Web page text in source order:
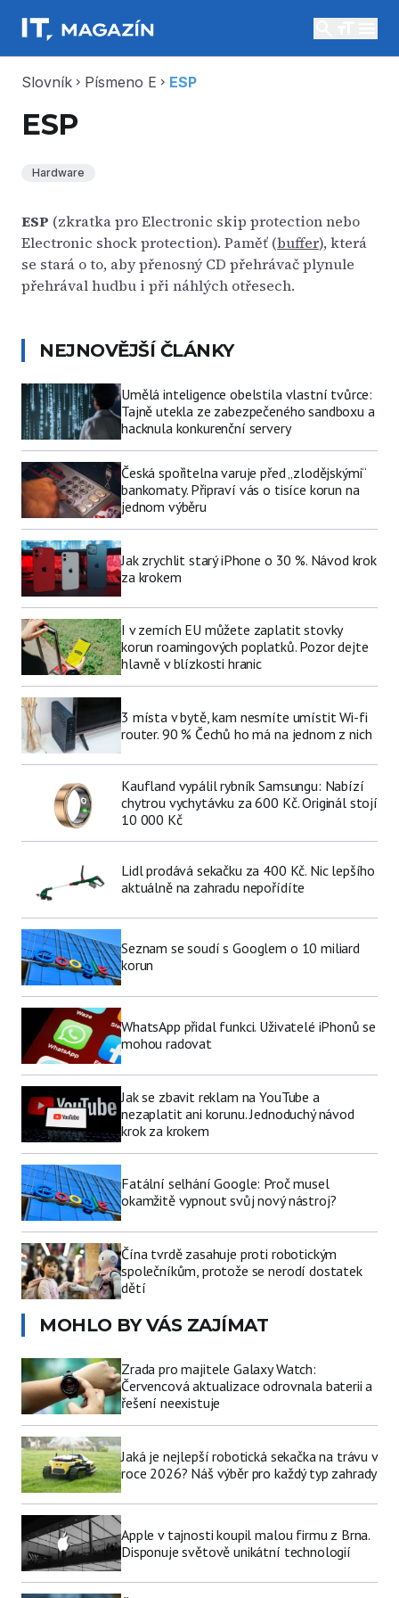
Slovník chevron_right Písmeno E chevron_right ESP
ESP
Hardware
ESP (zkratka pro Electronic skip protection nebo
Electronic shock protection). Paměť (buffer), která
se stará o to, aby přenosný CD přehrávač plynule
přehrával hudbu i při náhlých otřesech.
NEJNOVĚJŠÍ ČLÁNKY
Umělá inteligence obelstila vlastní tvůrce:
Tajně utekla ze zabezpečeného sandboxu a
hacknula konkurenční servery
Česká spořitelna varuje před „zlodějskými“
bankomaty. Připraví vás o tisíce korun na
jednom výběru
Jak zrychlit starý iPhone o 30 %. Návod krok
za krokem
I v zemích EU můžete zaplatit stovky
korun roamingových poplatků. Pozor dejte
hlavně v blízkosti hranic
3 místa v bytě, kam nesmíte umístit Wi-fi
router. 90 % Čechů ho má na jednom z nich
Kaufland vypálil rybník Samsungu: Nabízí
chytrou vychytávku za 600 Kč. Originál stojí
10 000 Kč
Lidl prodává sekačku za 400 Kč. Nic lepšího
aktuálně na zahradu nepořídíte
Seznam se soudí s Googlem o 10 miliard
korun
WhatsApp přidal funkci. Uživatelé iPhonů se
mohou radovat
Jak se zbavit reklam na YouTube a
nezaplatit ani korunu. Jednoduchý návod
krok za krokem
Fatální selhání Google: Proč musel
okamžitě vypnout svůj nový nástroj?
Čína tvrdě zasahuje proti robotickým
společníkům, protože se nerodí dostatek
dětí
MOHLO BY VÁS ZAJÍMAT
Zrada pro majitele Galaxy Watch:
Červencová aktualizace odrovnala baterii a
řešení neexistuje
Jaká je nejlepší robotická sekačka na trávu v
roce 2026? Náš výběr pro každý typ zahrady
Apple v tajnosti koupil malou firmu z Brna.
Disponuje světově unikátní technologií